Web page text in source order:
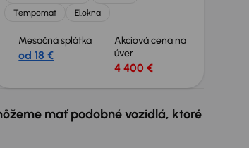
Tempomat
El.okna
Mesačná splátka
od 18 €
Akciová cena na
úver
4 400 €
mať podobné vozidlá, ktoré